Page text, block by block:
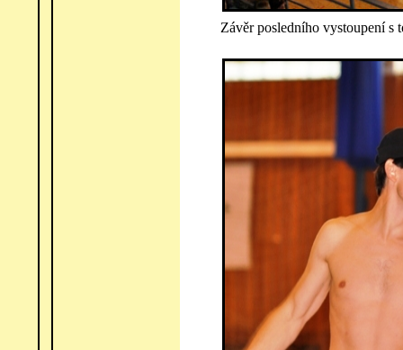
Závěr posledního vystoupení s